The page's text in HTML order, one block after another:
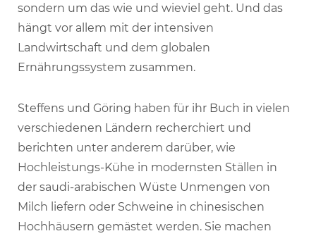
sondern um das wie und wieviel geht. Und das
hängt vor allem mit der intensiven
Landwirtschaft und dem globalen
Ernährungssystem zusammen.
Steffens und Göring haben für ihr Buch in vielen
verschiedenen Ländern recherchiert und
berichten unter anderem darüber, wie
Hochleistungs-Kühe in modernsten Ställen in
der saudi-arabischen Wüste Unmengen von
Milch liefern oder Schweine in chinesischen
Hochhäusern gemästet werden. Sie machen